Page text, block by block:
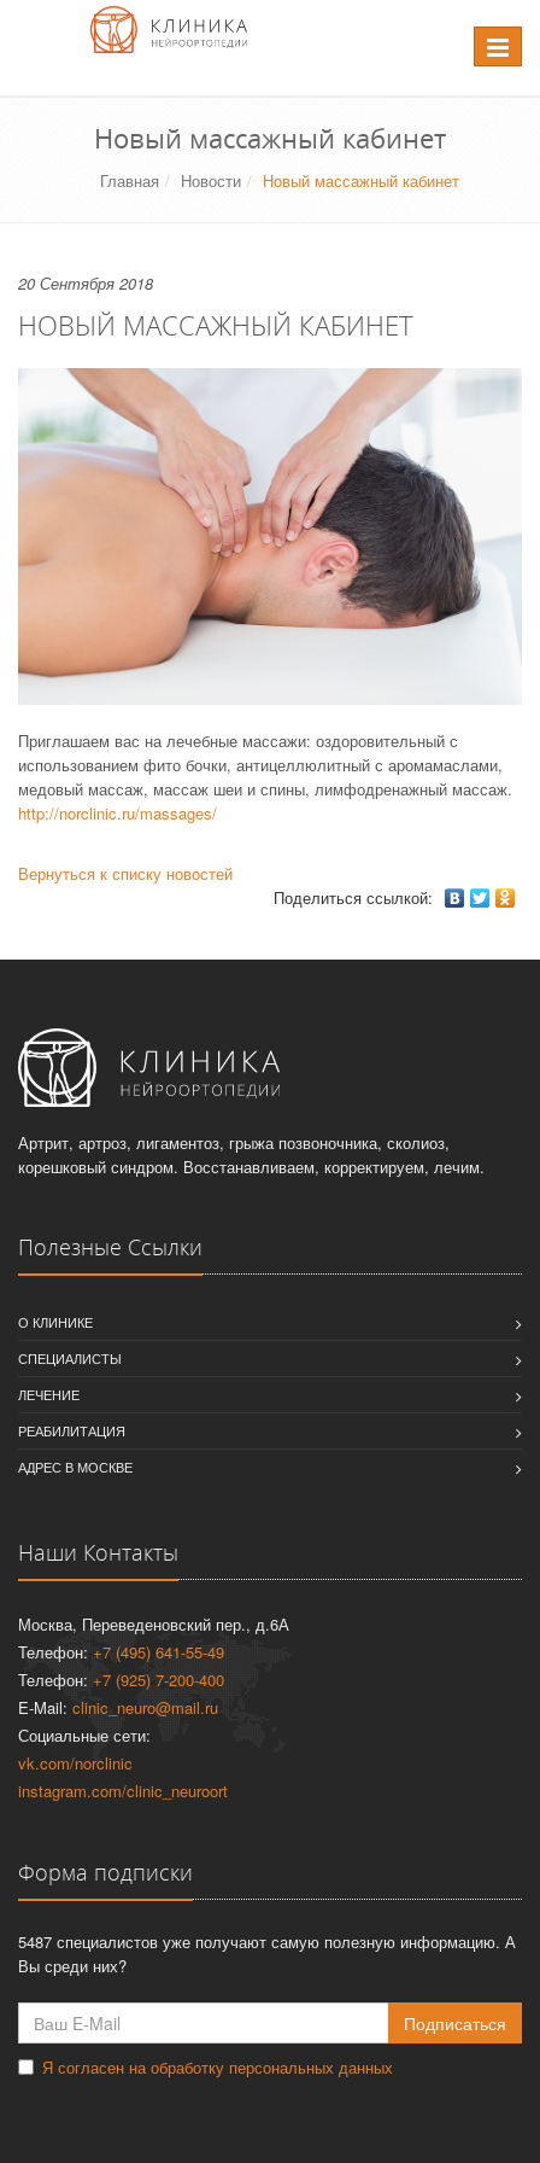
Новый массажный кабинет
Главная Новости Новый массажный кабинет
20 Сентября 2018
НОВЫЙ МАССАЖНЫЙ КАБИНЕТ
Приглашаем вас на лечебные массажи: оздоровительный с
использованием фито бочки, антицеллюлитный с аромамаслами,
медовый массаж, массаж шеи и спины, лимфодренажный массаж.
http://norclinic.ru/massages/
Вернуться к списку новостей
Поделиться ссылкой:
Артрит, артроз, лигаментоз, грыжа позвоночника, сколиоз,
корешковый синдром. Восстанавливаем, корректируем, лечим.
Полезные Ссылки
О КЛИНИКЕ
СПЕЦИАЛИСТЫ
ЛЕЧЕНИЕ
РЕАБИЛИТАЦИЯ
АДРЕС В МОСКВЕ
Наши Контакты
Москва, Переведеновский пер., д.6А
Телефон: +7 (495) 641-55-49
Телефон: +7 (925) 7-200-400
E-Mail: clinic_neuro@mail.ru
Социальные сети:
vk.com/norclinic
instagram.com/clinic_neuroort
Форма подписки
5487 специалистов уже получают самую полезную информацию. А
Вы среди них?
Подписаться
Я согласен на обработку персональных данных